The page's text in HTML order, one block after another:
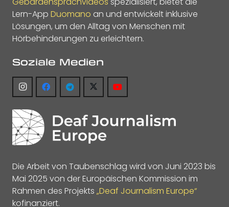
Lern-App Duomano an und entwickelt inklusive
Lösungen, um den Alltag von Menschen mit
Hörbehinderungen zu erleichtern.
Soziale Medien
Die Arbeit von Taubenschlag wird von Juni 2023 bis
Mai 2025 von der Europäischen Kommission im
Rahmen des Projekts „Deaf Journalism Europe“
kofinanziert.